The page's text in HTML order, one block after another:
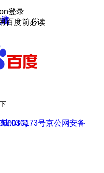
登录
注
藏
心
馈百度前必读
馈
证030173号
号